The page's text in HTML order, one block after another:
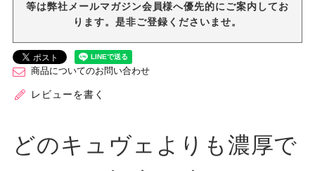
等は弊社メールマガジン会員様へ優先的にご案内してお
ります。是非ご登録くださいませ。
商品についてのお問い合わせ
レビューを書く
どのキュヴェよりも濃厚で